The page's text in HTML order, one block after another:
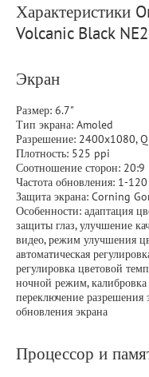
Характеристики
Volcanic Black
Экран
Размер: 6.7"
Тип экрана: Amoled
Разрешение: 2400x1080,
Плотность: 525 ppi
Соотношение сторон: 20:9
Частота обновления: 1-
Защита экрана: Corning
Особенности: адаптация
защиты глаз, улучшение
видео, режим улучшения
автоматическая
регулировка цветовой
ночной режим, калибровка
переключение разрешения
обновления экрана
Процессор и